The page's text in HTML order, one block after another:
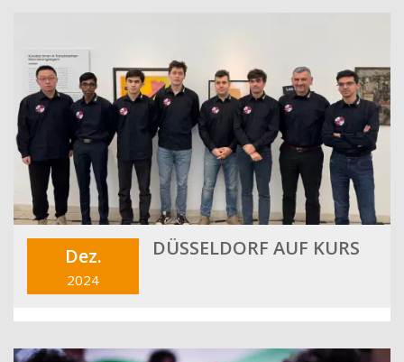
Dez.
2024
DÜSSELDORF AUF KURS